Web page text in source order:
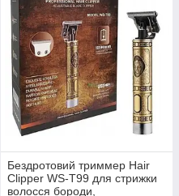
Бездротовий триммер Hair
Clipper WS-T99 для стрижки
волосся бороди,